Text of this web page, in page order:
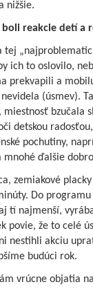
nižšie.
boli reakcie detí a
tej
ich to oslovilo,
prekvapili a
(úsmev).
bzučala
detskou
pochutiny,
mnohé ďalšie
zemiakové
Do
tí najmenší,
povie, že to celé
nestihli akciu
budúci rok.
vrúcne objatia